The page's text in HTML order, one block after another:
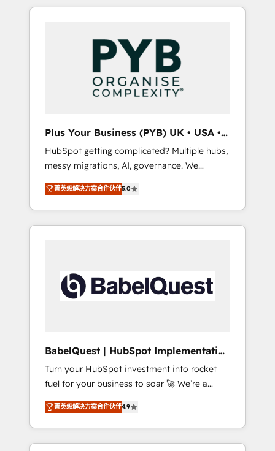
Hubs. - Ongoing optimization, managed
HubSpot your most powerful growth engine.
Built to convert, scale, and drive results.
optimisation), and HubSpot Content Hub
technology, professional services, financial
services and industrial sectors. Offices in
Johannesburg, Cape Town, Dubai & London.
500+ HubSpot CRM implementations
Google AI Overviews. HubSpot Impact Award
- Customer First HubSpot Impact Award -
Integrations Innovation HubSpot Impact
Award - Platform Migration Excellence
HubSpot Impact Award - Platform Excellence
40+ full-time HubSpot professionals. 100s of
certifications and accreditations with
Plus Your Business (PYB) UK • USA •
Europe
HubSpot getting complicated? Multiple hubs,
messy migrations, AI, governance. We
organise that complexity, so your team can
put HubSpot to work... Welcome to our
Profile! We help with: • CRM implementation,
reports, workflows, and team training • CRM
governance for HubSpot-centred operations
A little about us: • Boutique 'Elite' team of 12 •
42001:2023 certified - the AI management
standard • GuardHub: our AI governance
framework, built on ISO 42001 Ready for the
next step? Click the 👈 '𝗖𝗼𝗻𝘁𝗮𝗰𝘁 𝗯𝘂𝘀𝗶𝗻𝗲𝘀𝘀'
button to get in touch (𝘸𝘦'𝘳𝘦 𝘴𝘶𝘱𝘦𝘳
𝘳𝘦𝘴𝘱𝘰𝘯𝘴𝘪𝘷𝘦)
菁英级解决方案合作伙伴5.0
BabelQuest | HubSpot Implementation
& Consultancy
Turn your HubSpot investment into rocket
fuel for your business to soar 🚀 We’re a
team of accredited HubSpot experts ready
to help you. We can implement the platform
into complex business environments,
optimise what you've got and make sure you
菁英级解决方案合作伙伴4.9